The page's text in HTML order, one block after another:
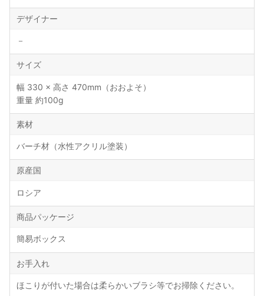
デザイナー
－
サイズ
幅 330 × 高さ 470mm（おおよそ）
重量 約100g
素材
バーチ材（水性アクリル塗装）
原産国
ロシア
商品パッケージ
簡易ボックス
お手入れ
ほこりが付いた場合は柔らかいブラシ等でお掃除ください。